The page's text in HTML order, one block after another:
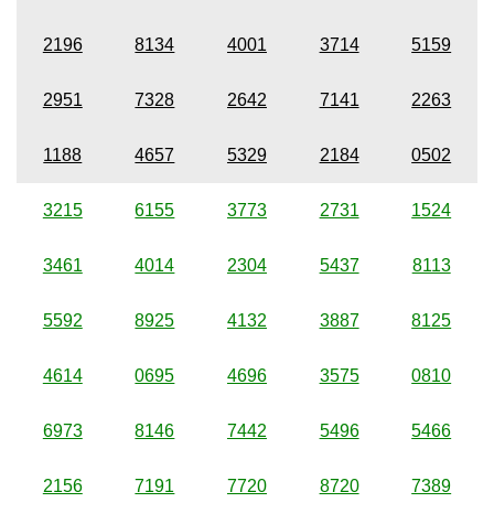
2196 8134 4001 3714 5159
2951 7328 2642 7141 2263
1188 4657 5329 2184 0502
3215 6155 3773 2731 1524
3461 4014 2304 5437 8113
5592 8925 4132 3887 8125
4614 0695 4696 3575 0810
6973 8146 7442 5496 5466
2156 7191 7720 8720 7389